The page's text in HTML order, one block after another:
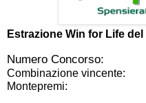
Estrazione Win for Life del
Numero Concorso:
Combinazione vincente:
Montepremi: